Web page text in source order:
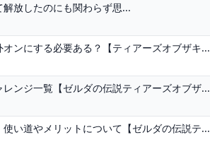
放したのにも関わらず思...
ンにする必要ある？【ティアーズオブザキ...
ンジ一覧【ゼルダの伝説ティアーズオブザ...
い道やメリットについて【ゼルダの伝説テ...